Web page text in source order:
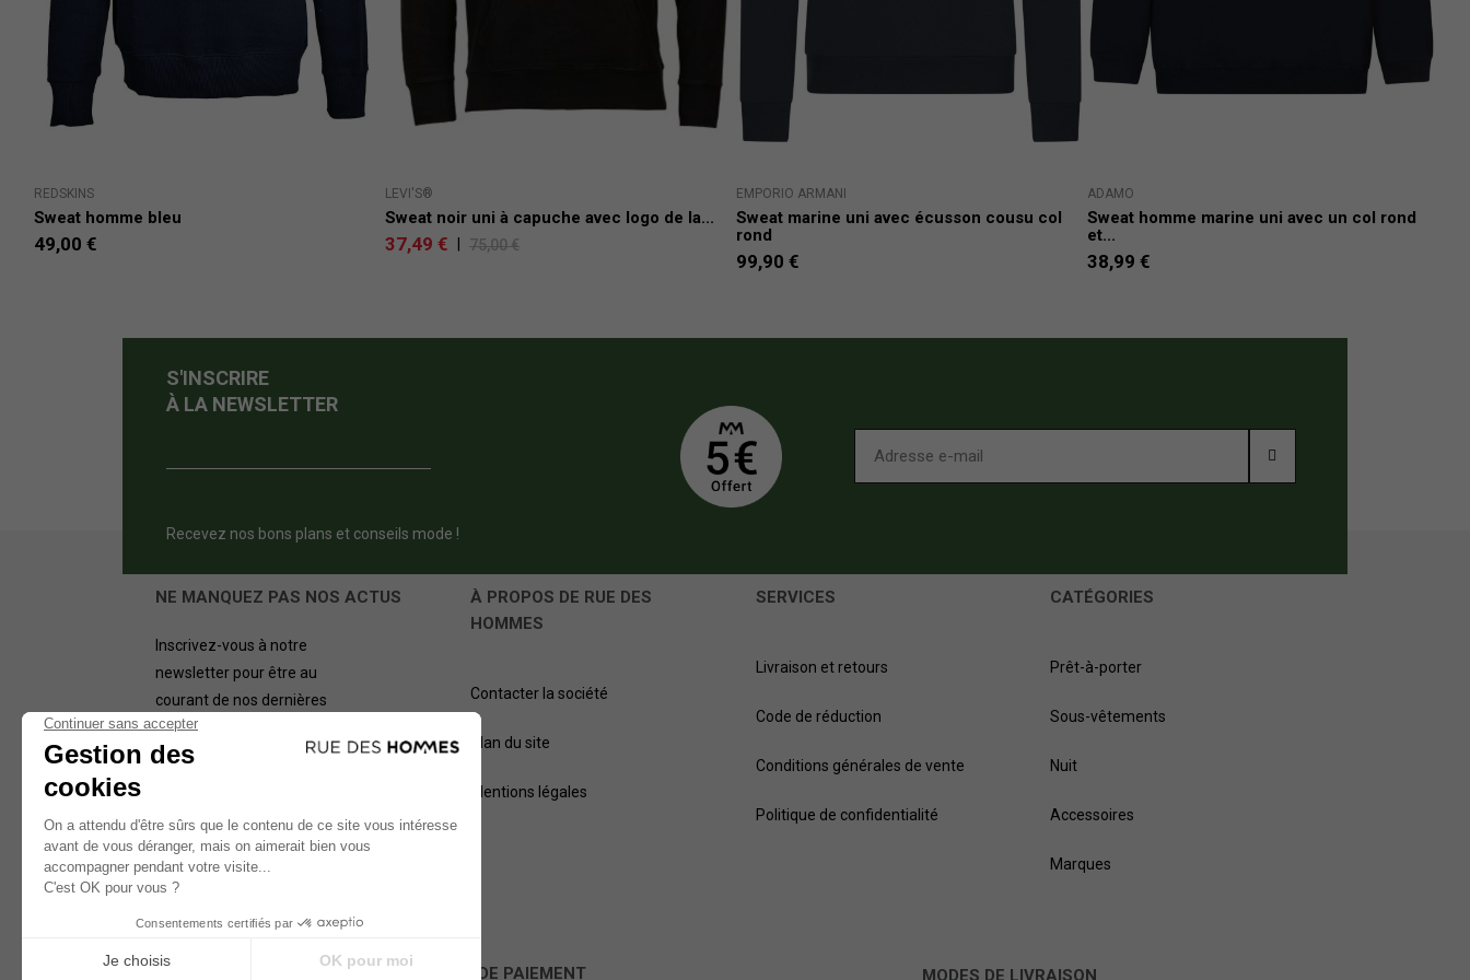
REDSKINS
Sweat homme bleu
49,00 €
LEVI'S®
Sweat noir uni à capuche avec logo de la...
37,49 € 75,00 €
EMPORIO ARMANI
Sweat marine uni avec écusson cousu col
rond
99,90 €
ADAMO
Sweat homme marine uni avec un col rond
et...
38,99 €
S'INSCRIRE
À LA NEWSLETTER
Recevez nos bons plans et conseils mode !
NE MANQUEZ PAS NOS ACTUS
Inscrivez-vous à notre
newsletter pour être au
courant de nos dernières
offres.
À PROPOS DE RUE DES
HOMMES
Contacter la société
Plan du site
Mentions légales
SERVICES
Livraison et retours
Code de réduction
Conditions générales de vente
Politique de confidentialité
CATÉGORIES
Prêt-à-porter
Sous-vêtements
Nuit
Accessoires
Marques
NOS MÉTHODES DE PAIEMENT MODES DE LIVRAISON